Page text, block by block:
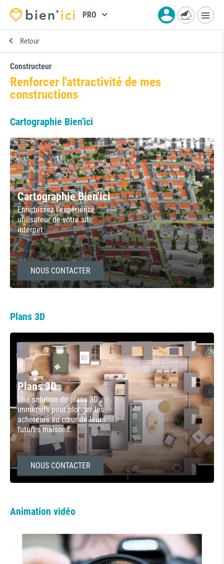
PRO
Retour
Constructeur
Renforcer l'attractivité de mes
constructions
Cartographie Bien'ici
Cartographie Bien'ici
Enrichissez l’expérience
utilisateur de votre site
internet
NOUS CONTACTER
Plans 3D
Plans 3D
Une solution de plans 3D
immersifs pour plonger les
acheteurs au cœur de leurs
futures maisons.
NOUS CONTACTER
Animation vidéo